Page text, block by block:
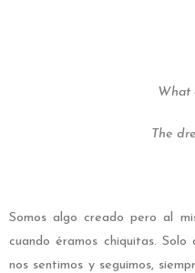
What
The
Somos algo creado pero al
cuando éramos chiquitas.
nos sentimos y seguimos,